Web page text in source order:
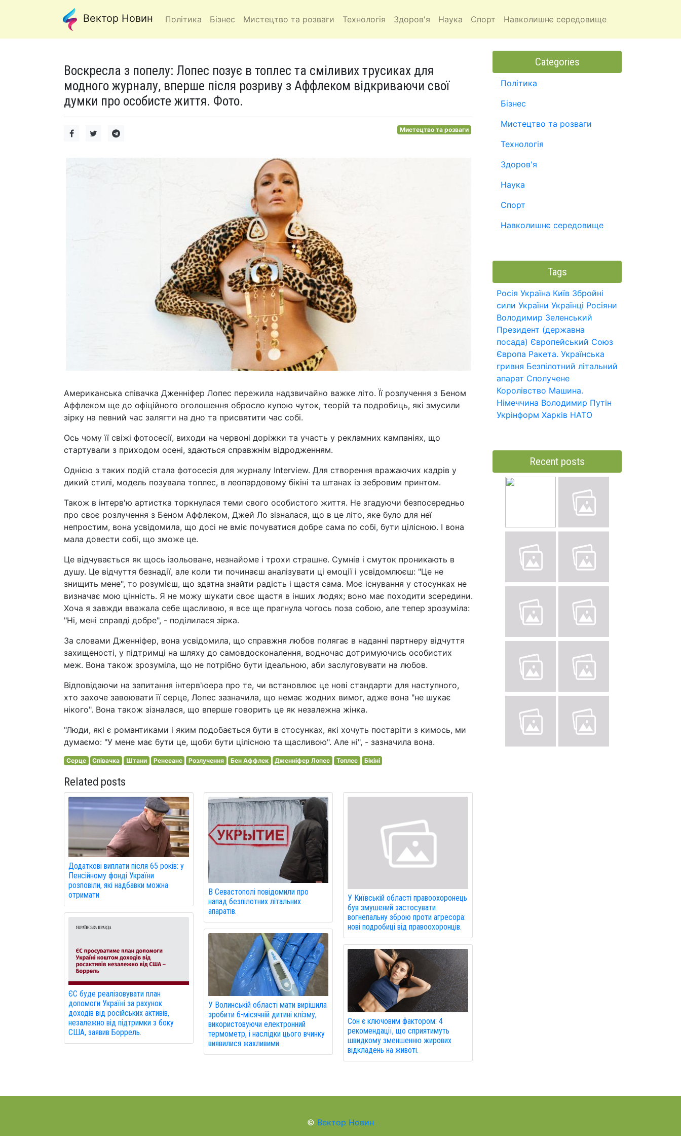
Вектор Новин Політика Бізнес Мистецтво та розваги Технологія Здоров'я Наука Спорт Навколишнє середовище
Воскресла з попелу: Лопес позує в топлес та сміливих трусиках для
модного журналу, вперше після розриву з Аффлеком відкриваючи свої
думки про особисте життя. Фото.
Мистецтво та розваги
Американська співачка Дженніфер Лопес пережила надзвичайно важке літо. Її розлучення з Беном
Аффлеком ще до офіційного оголошення обросло купою чуток, теорій та подробиць, які змусили
зірку на певний час залягти на дно та присвятити час собі.
Ось чому її свіжі фотосесії, виходи на червоні доріжки та участь у рекламних кампаніях, що
стартували з приходом осені, здаються справжнім відродженням.
Однією з таких подій стала фотосесія для журналу Interview. Для створення вражаючих кадрів у
дикий стилі, модель позувала топлес, в леопардовому бікіні та штанах із зебровим принтом.
Також в інтерв'ю артистка торкнулася теми свого особистого життя. Не згадуючи безпосередньо
про своє розлучення з Беном Аффлеком, Джей Ло зізналася, що в це літо, яке було для неї
непростим, вона усвідомила, що досі не вміє почуватися добре сама по собі, бути цілісною. І вона
мала довести собі, що зможе це.
Це відчувається як щось ізольоване, незнайоме і трохи страшне. Сумнів і смуток проникають в
душу. Це відчуття безнадії, але коли ти починаєш аналізувати ці емоції і усвідомлюєш: "Це не
знищить мене", то розумієш, що здатна знайти радість і щастя сама. Моє існування у стосунках не
визначає мою цінність. Я не можу шукати своє щастя в інших людях; воно має походити зсередини.
Хоча я завжди вважала себе щасливою, я все ще прагнула чогось поза собою, але тепер зрозуміла:
"Ні, мені справді добре", - поділилася зірка.
За словами Дженніфер, вона усвідомила, що справжня любов полягає в наданні партнеру відчуття
захищеності, у підтримці на шляху до самовдосконалення, водночас дотримуючись особистих
меж. Вона також зрозуміла, що не потрібно бути ідеальною, аби заслуговувати на любов.
Відповідаючи на запитання інтерв'юера про те, чи встановлює це нові стандарти для наступного,
хто захоче завоювати її серце, Лопес зазначила, що немає жодних вимог, адже вона "не шукає
нікого". Вона також зізналася, що вперше говорить це як незалежна жінка.
"Люди, які є романтиками і яким подобається бути в стосунках, які хочуть постаріти з кимось, ми
думаємо: "У мене має бути це, щоби бути цілісною та щасливою". Але ні", - зазначила вона.
Серце Співачка Штани Ренесанс Розлучення Бен Аффлек Дженніфер Лопес Топлес Бікіні
Related posts
Додаткові виплати після 65 років: у
Пенсійному фонді України
розповіли, які надбавки можна
отримати
ЄС буде реалізовувати план
допомоги Україні за рахунок
доходів від російських активів,
незалежно від підтримки з боку
США, заявив Боррель.
В Севастополі повідомили про
напад безпілотних літальних
апаратів.
У Волинській області мати вирішила
зробити 6-місячній дитині клізму,
використовуючи електронний
термометр, і наслідки цього вчинку
виявилися жахливими.
У Київській області правоохоронець
був змушений застосувати
вогнепальну зброю проти агресора:
нові подробиці від правоохоронців.
Сон є ключовим фактором: 4
рекомендації, що сприятимуть
швидкому зменшенню жирових
відкладень на животі.
Categories
Політика
Бізнес
Мистецтво та розваги
Технологія
Здоров'я
Наука
Спорт
Навколишнє середовище
Tags
Росія Україна Київ Збройні
сили України Українці Росіяни
Володимир Зеленський
Президент (державна
посада) Європейський Союз
Європа Ракета. Українська
гривня Безпілотний літальний
апарат Сполучене
Королівство Машина.
Німеччина Володимир Путін
Укрінформ Харків НАТО
Recent posts
© Вектор Новин